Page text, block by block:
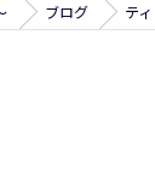
ブログ テ